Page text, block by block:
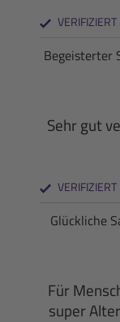
VERIFIZIERT
Begeisterter
Sehr gut
VERIFIZIERT
Glückliche
Für
super